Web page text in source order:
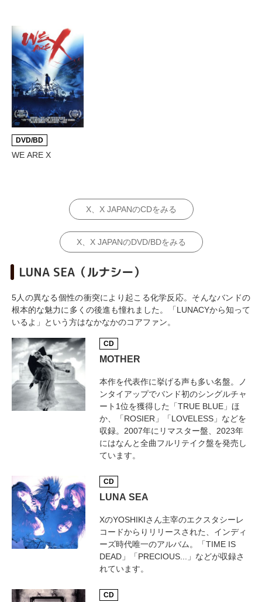
DVD/BD
WE ARE X
X、X JAPANのCDをみる
X、X JAPANのDVD/BDをみる
LUNA SEA（ルナシー）
5人の異なる個性の衝突により起こる化学反応。そんなバンドの
根本的な魅力に多くの後進も憧れました。「LUNACYから知って
いるよ」という方はなかなかのコアファン。
CD
MOTHER
本作を代表作に挙げる声も多い名盤。ノ
ンタイアップでバンド初のシングルチャ
ート1位を獲得した「TRUE BLUE」ほ
か、「ROSIER」「LOVELESS」などを
収録。2007年にリマスター盤、2023年
にはなんと全曲フルリテイク盤を発売し
ています。
CD
LUNA SEA
XのYOSHIKIさん主宰のエクスタシーレ
コードからりリリースされた、インディ
ーズ時代唯一のアルバム。「TIME IS
DEAD」「PRECIOUS...」などが収録さ
れています。
CD